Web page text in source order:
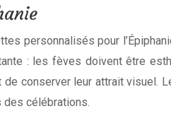
personnalisés pour
: les fèves doivent être
conserver leur attrait visuel.
des célébrations.